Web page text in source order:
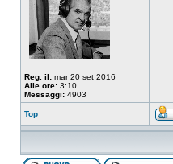
Reg. il: mar 20 set 2016
Alle ore: 3:10
Messaggi: 4903
Top